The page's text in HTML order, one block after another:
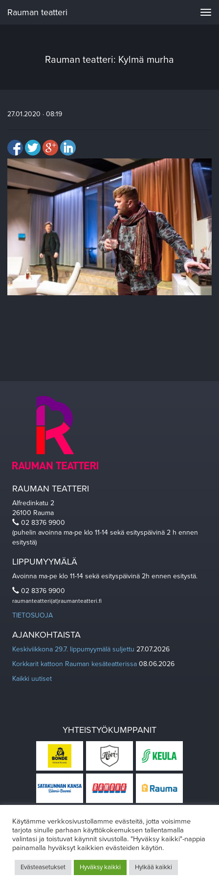
Rauman teatteri
Rauman teatteri: Kylmä murha
27.01.2020 · 08:19
RAUMAN TEATTERI
Alfredinkatu 2
26100 Rauma
02 8376 9900
(puhelin avoinna ma-pe klo 11-14 sekä esityspäivinä 2 h ennen
esitystä)
LIPPUMYYMÄLÄ
Avoinna ma-pe klo 11-14 sekä esityspäivinä 2h ennen esitystä.
02 8376 9900
raumanteatteri(at)raumanteatteri.fi
TIETOSUOJA
AJANKOHTAISTA
Keskiviikkona 29.7. lippumyymälä suljettu 27.07.2026
Korkkarit kattoon Rauman kesäteatterissa 08.06.2026
Kaikki uutiset
YHTEISTYÖKUMPPANIT
Design:VÄRIKÄS
Käytämme verkkosivustollamme evästeitä, jotta voisimme
tarjota sinulle parhaan käyttökokemuksen tallentamalla
valintasi ja toistuvat käynnit sivustolla. "Hyväksy kaikki"-nappia
painamalla hyväksyt kaikkien evästeiden käytön.
Evästeasetukset Hyväksy kaikki Hylkää kaikki